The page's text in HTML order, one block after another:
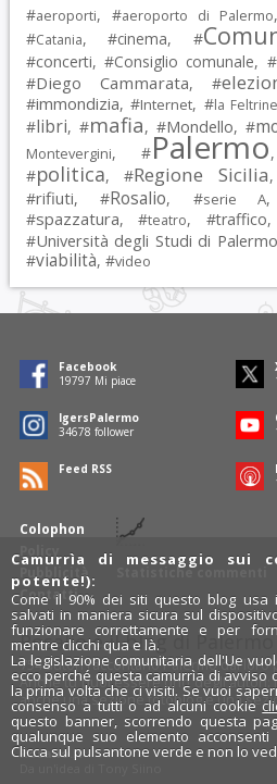
#aeroporti, #aeroporto di Palermo
#Catania, #cinema, #
#concerti, #Consiglio comunale, #
#Diego Cammarata, #
#immondizia, #Internet, #la
#libri, #mafia, #Mondello, #
Montevergini, #Palermo
#politica, #Regione Sicilia
#rifiuti, #Rosalio, #serie A
#spazzatura, #teatro, #traffico
#Università degli Studi di Palermo
#viabilità, #video
Colophon
Policy
Pubblicità
Contatti
Statistiche commenti
Facebook
19797 Mi piace
IgersPalermo
34678 follower
Feed RSS
Rosalio è il blog di Palermo
754 autoriraccontano Palermo dal loro
Anche tu puoi essere uno degli autori:
anche una sezionefotobloge una
Rosalio.it
Camurrìa di messaggio sui
potente!):
Come il 90% dei siti questo blog usa
salvati in maniera sicura sul
funzionare correttamente e per
mentre clicchi qua e là.
La legislazione comunitaria dell'Ue
ecco perché questa camurrìa di avviso
la prima volta che ci visiti. Se vuoi
consenso a tutti o ad alcuni cookie
questo banner, scorrendo questa
qualunque suo elemento
Clicca sul pulsantone verde e non lo